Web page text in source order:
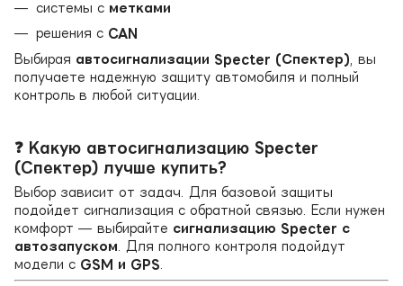
системы с метками
решения с CAN
Выбирая автосигнализации Specter (Спектер) , вы
получаете надежную защиту автомобиля и полный
контроль в любой ситуации.
❓ Какую автосигнализацию Specter
(Спектер) лучше купить?
Выбор зависит от задач. Для базовой защиты
подойдет сигнализация с обратной связью. Если нужен
комфорт — выбирайте сигнализацию Specter с
автозапуском . Для полного контроля подойдут
модели с GSM и GPS